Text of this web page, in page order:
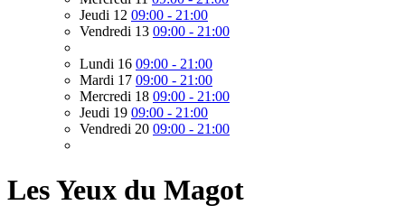
Jeudi 12 09:00 - 21:00
Vendredi 13 09:00 - 21:00
Lundi 16 09:00 - 21:00
Mardi 17 09:00 - 21:00
Mercredi 18 09:00 - 21:00
Jeudi 19 09:00 - 21:00
Vendredi 20 09:00 - 21:00
Les Yeux du Magot